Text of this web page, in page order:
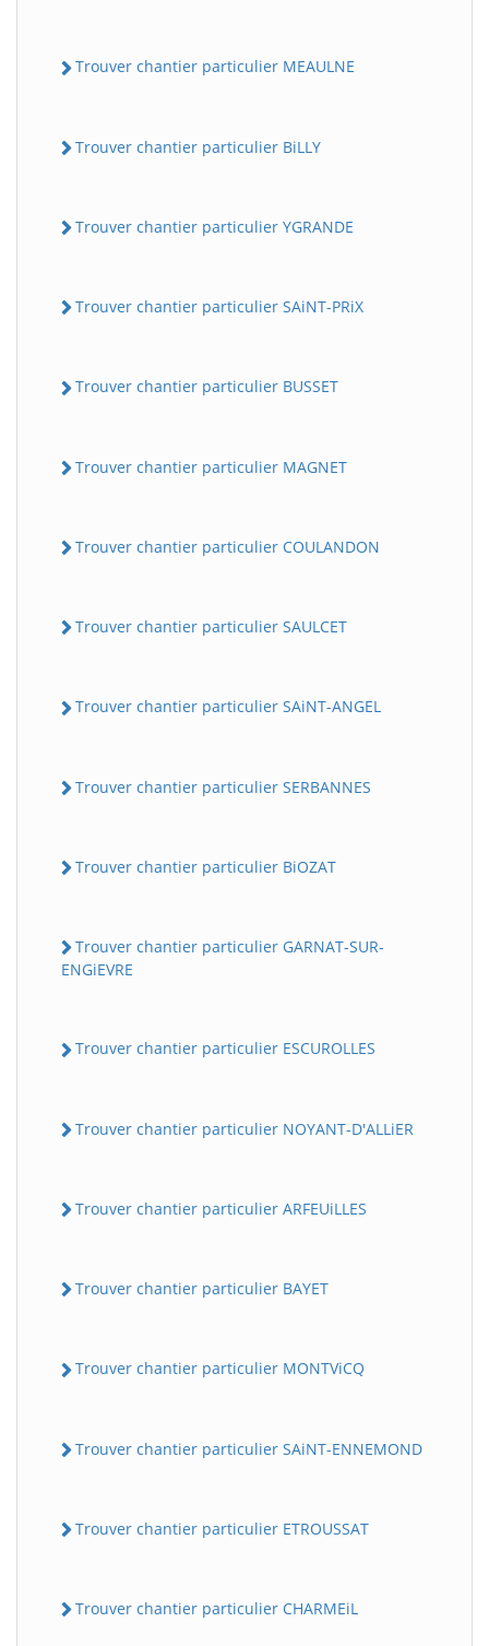
Trouver chantier particulier MEAULNE
Trouver chantier particulier BiLLY
Trouver chantier particulier YGRANDE
Trouver chantier particulier SAiNT-PRiX
Trouver chantier particulier BUSSET
Trouver chantier particulier MAGNET
Trouver chantier particulier COULANDON
Trouver chantier particulier SAULCET
Trouver chantier particulier SAiNT-ANGEL
Trouver chantier particulier SERBANNES
Trouver chantier particulier BiOZAT
Trouver chantier particulier GARNAT-SUR-
ENGiEVRE
Trouver chantier particulier ESCUROLLES
Trouver chantier particulier NOYANT-D'ALLiER
Trouver chantier particulier ARFEUiLLES
Trouver chantier particulier BAYET
Trouver chantier particulier MONTViCQ
Trouver chantier particulier SAiNT-ENNEMOND
Trouver chantier particulier ETROUSSAT
Trouver chantier particulier CHARMEiL